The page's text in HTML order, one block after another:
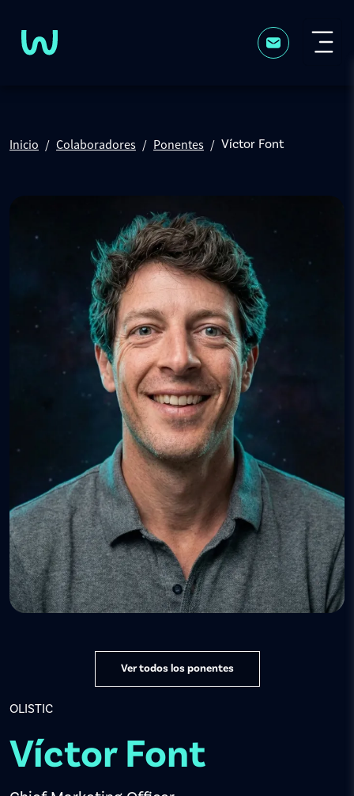
Inicio Colaboradores Ponentes Víctor Font
Ver todos los ponentes
OLISTIC
Víctor Font